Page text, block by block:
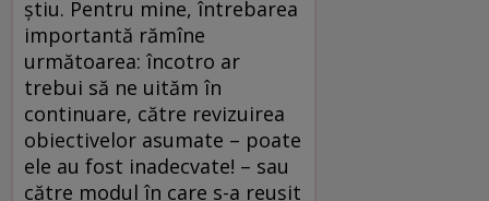
ştiu. Pentru mine, întrebarea
importantă rămîne
următoarea: încotro ar
trebui să ne uităm în
continuare, către revizuirea
obiectivelor asumate – poate
ele au fost inadecvate! – sau
către modul în care s-a reuşit